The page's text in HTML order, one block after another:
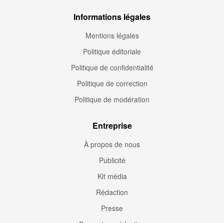
Informations légales
Mentions légales
Politique éditoriale
Politique de confidentialité
Politique de correction
Politique de modération
Entreprise
À propos de nous
Publicité
Kit média
Rédaction
Presse